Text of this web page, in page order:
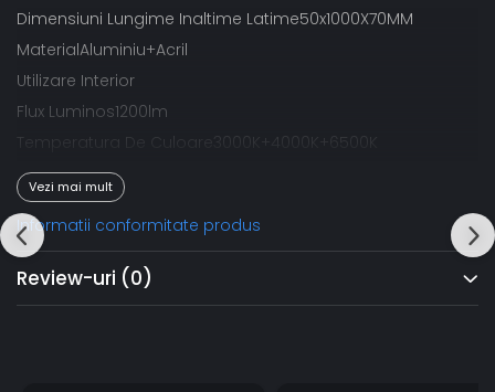
Dimensiuni Lungime Inaltime Latime50x1000X70MM
MaterialAluminiu+Acril
Utilizare Interior
Flux Luminos1200lm
Temperatura De Culoare3000K+4000K+6500K
Garantie24 Luni
Vezi mai mult
Informatii conformitate produs
Review-uri (0)